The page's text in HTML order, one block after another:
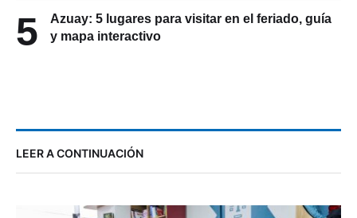
5
Azuay: 5 lugares para visitar en el feriado, guía
y mapa interactivo
LEER A CONTINUACIÓN